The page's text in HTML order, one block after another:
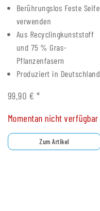
Berührungslos Feste Seife
verwenden
Aus Recyclingkunststoff
und 75 % Gras-
Pflanzenfasern
Produziert in Deutschland
99,90 € *
Momentan nicht verfügbar
Zum Artikel